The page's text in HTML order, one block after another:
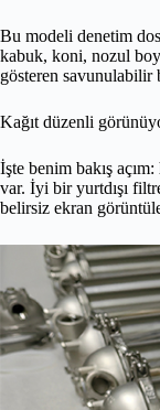
Bu modeli denetim
kabuk, koni, nozul
gösteren savunulabilir
Kağıt düzenli
İşte benim bakış açım:
var. İyi bir yurtdışı
belirsiz ekran